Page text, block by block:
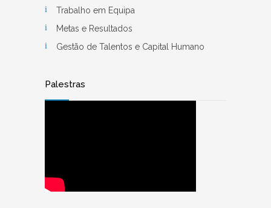
Trabalho em Equipa
Metas e Resultados
Gestão de Talentos e Capital Humano
Palestras